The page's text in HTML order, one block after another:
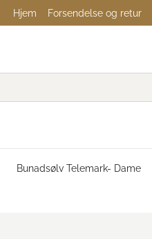
Hjem Forsendelse og retur
Bunadsølv Telemark- Dame